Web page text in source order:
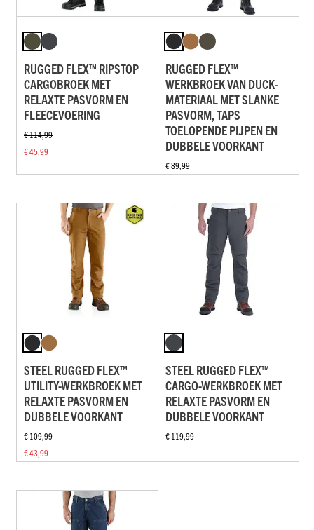
RUGGED FLEX™ RIPSTOP
CARGOBROEK MET
RELAXTE PASVORM EN
FLEECEVOERING
€ 114,99
€ 45,99
RUGGED FLEX™
WERKBROEK VAN DUCK-
MATERIAAL MET SLANKE
PASVORM, TAPS
TOELOPENDE PIJPEN EN
DUBBELE VOORKANT
€ 89,99
STEEL RUGGED FLEX™
UTILITY-WERKBROEK MET
RELAXTE PASVORM EN
DUBBELE VOORKANT
€ 109,99
€ 43,99
STEEL RUGGED FLEX™
CARGO-WERKBROEK MET
RELAXTE PASVORM EN
DUBBELE VOORKANT
€ 119,99